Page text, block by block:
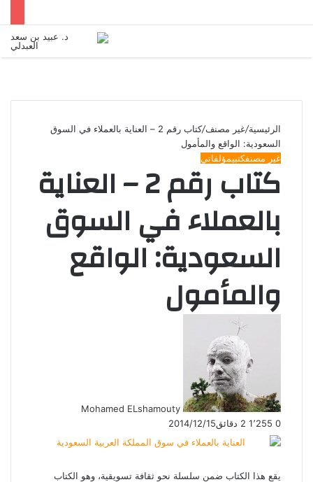
الرئيسية/غير مصنف/
كتاب رقم 2 – العناية بالعملاء في السوق
السعودية: الواقع والمأمول
غير مصنفكتبيمؤلفاتي كتاب رقم 2 – العناية
بالعملاء في السوق
السعودية: الواقع
والمأمول
Mohamed ELshamouty
2014/12/15
0 2 دقائق
يقع هذا الكتاب ضمن سلسلة نحو ثقافة تسويقية، وهو الكتاب